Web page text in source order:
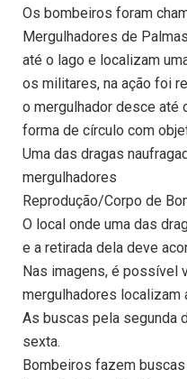
Os bombeiros foram
Mergulhadores de
até o lago e localizam
os militares, na ação foi
o mergulhador desce até
forma de círculo com
Uma das dragas
mergulhadores
Reprodução/Corpo de
O local onde uma das
e a retirada dela deve
Nas imagens, é possível
mergulhadores localizam
As buscas pela segunda
sexta.
Bombeiros fazem